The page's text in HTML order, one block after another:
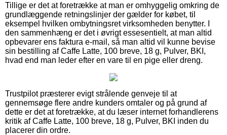
Tillige er det at foretrække at man er omhyggelig omkring de
grundlæggende retningslinjer der gælder for købet, til
eksempel hvilken ombytningsret virksomheden benytter. I
den sammenhæng er det i øvrigt essesentielt, at man altid
opbevarer ens faktura e-mail, så man altid vil kunne bevise
sin bestilling af Caffe Latte, 100 breve, 18 g, Pulver, BKI,
hvad end man leder efter en vare til en pige eller dreng.
Trustpilot præsterer evigt strålende genveje til at
gennemsøge flere andre kunders omtaler og på grund af
dette er det at foretrække, at du læser internet forhandlerens
kritik af Caffe Latte, 100 breve, 18 g, Pulver, BKI inden du
placerer din ordre.